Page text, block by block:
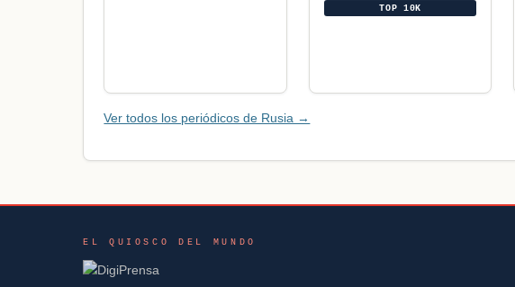
TOP 10K
Ver todos los periódicos de Rusia →
EL QUIOSCO DEL MUNDO